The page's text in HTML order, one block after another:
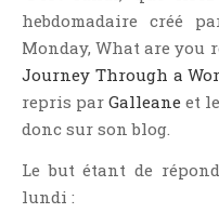
LES TAGS
QUI SOMMES-NOUS ?
LIENS
hebdomadaire créé
Monday, What are you
Journey Through a
repris parGalleane et
donc sur son blog.
Le but étant de
lundi :